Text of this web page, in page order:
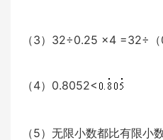
（3）32÷0.25 ×4 =32÷
（4）0.8052<
（5）无限小数都比有限小数